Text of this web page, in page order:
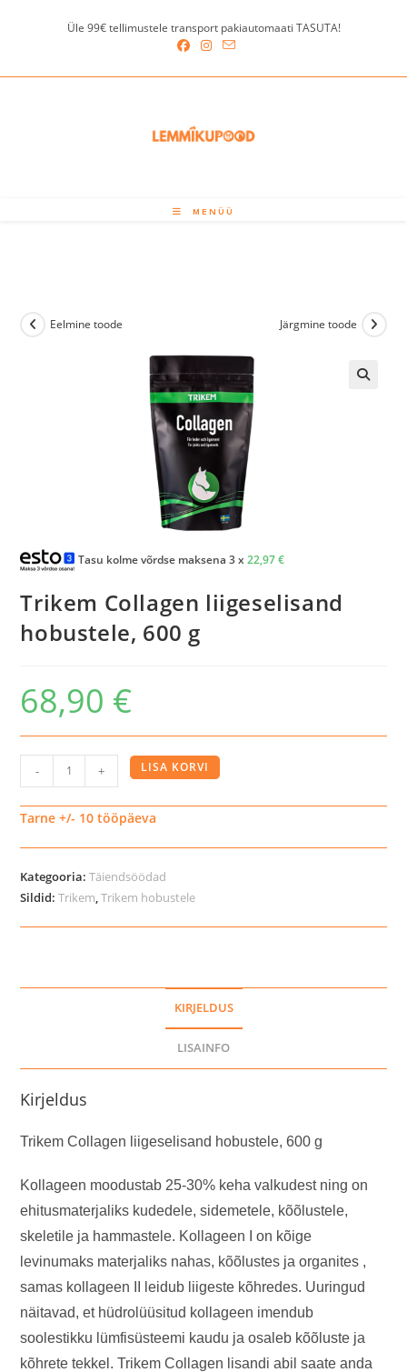
Üle 99€ tellimustele transport pakiautomaati TASUTA!
MENÜÜ
Eelmine toode Järgmine toode
Tasu kolme võrdse maksena 3 x22,97€
Trikem Collagen liigeselisand
hobustele, 600 g
68,90 €
Collagen
liigeselisand
g
kogus
- + LISA KORVI
Tarne +/- 10 tööpäeva
Kategooria:Täiendsöödad
Sildid:Trikem,Trikem hobustele
KIRJELDUS
LISAINFO
Kirjeldus
Trikem Collagen liigeselisand hobustele, 600 g
Kollageen moodustab 25-30% keha valkudest ning on
ehitusmaterjaliks kudedele, sidemetele, kõõlustele,
skeletile ja hammastele. Kollageen I on kõige
levinumaks materjaliks nahas, kõõlustes ja organites ,
samas kollageen II leidub liigeste kõhredes. Uuringud
näitavad, et hüdrolüüsitud kollageen imendub
soolestikku lümfisüsteemi kaudu ja osaleb kõõluste ja
kõhrete tekkel. Trikem Collagen lisandi abil saate anda